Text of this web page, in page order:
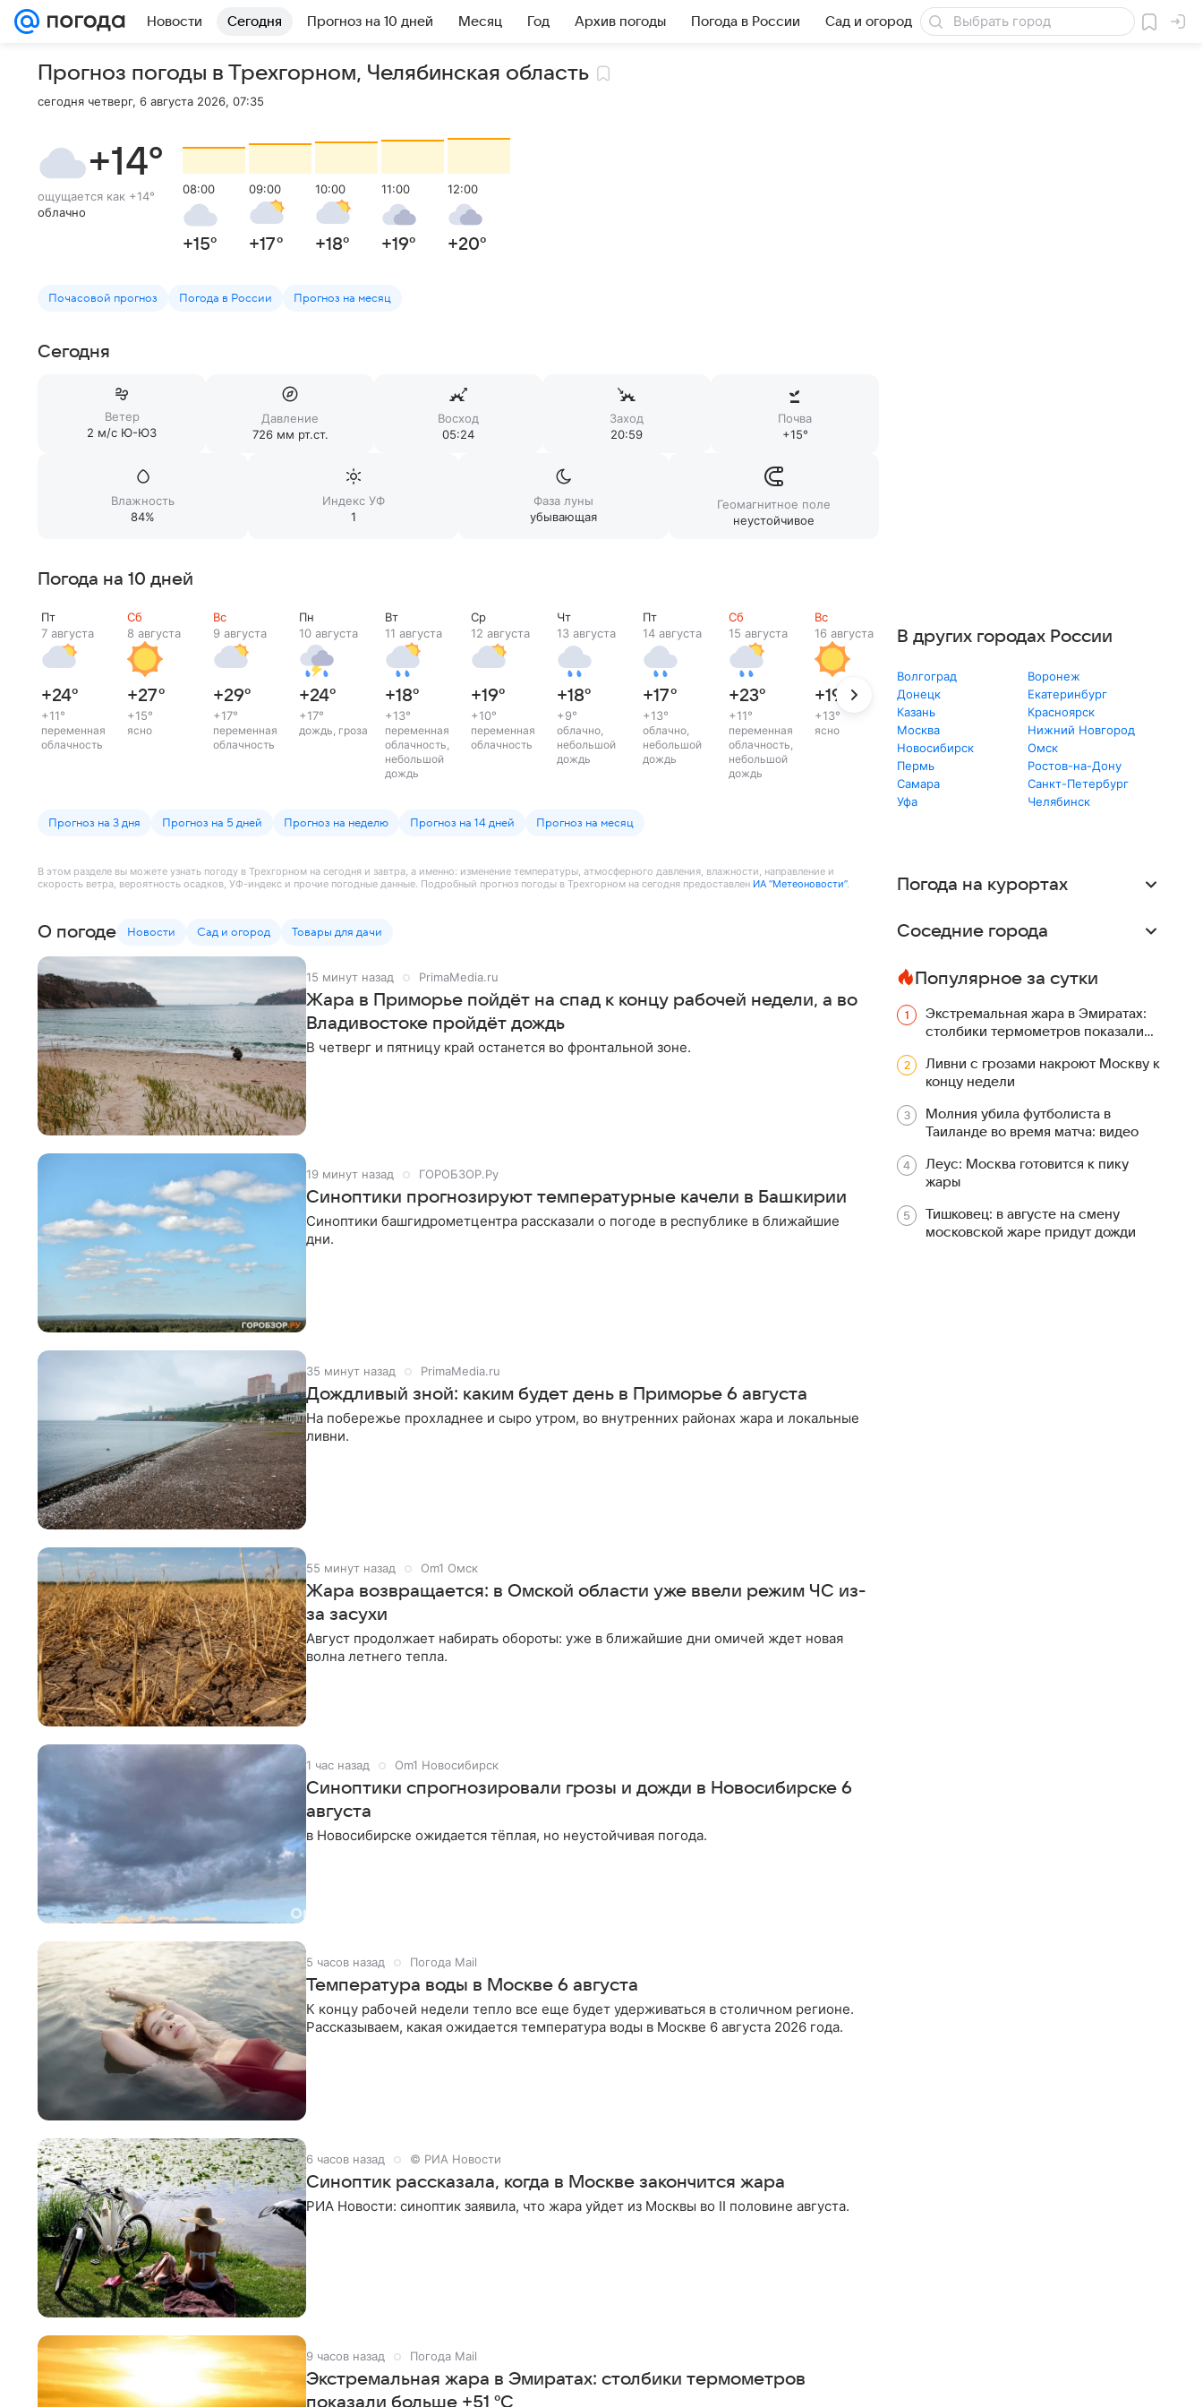
Новости Сегодня Прогноз на 10 дней Месяц Год Архив погоды Погода в России Сад и огород Товары для дачи
Прогноз погоды в Трехгорном, Челябинская область
сегодня четверг, 6 августа 2026, 07:35
+14°
ощущается как +14°
облачно
08:00
+15°
09:00
+17°
10:00
+18°
11:00
+19°
12:00
+20°
Почасовой прогноз Погода в России Прогноз на месяц
Сегодня
Ветер
2 м/c Ю-ЮЗ
Давление
726 мм рт.ст.
Восход
05:24
Заход
20:59
Почва
+15°
Влажность
84%
Индекс УФ
1
Фаза луны
убывающая
Геомагнитное поле
неустойчивое
Погода на 10 дней
Пт
7 августа
+24°
+11°
переменная
облачность
Сб
8 августа
+27°
+15°
ясно
Вс
9 августа
+29°
+17°
переменная
облачность
Пн
10 августа
+24°
+17°
дождь, гроза
Вт
11 августа
+18°
+13°
переменная
облачность,
небольшой
дождь
Ср
12 августа
+19°
+10°
переменная
облачность
Чт
13 августа
+18°
+9°
облачно,
небольшой
дождь
Пт
14 августа
+17°
+13°
облачно,
небольшой
дождь
Сб
15 августа
+23°
+11°
переменная
облачность,
небольшой
дождь
Вс
16 августа
+19
+13°
ясно
Прогноз на 3 дня Прогноз на 5 дней Прогноз на неделю Прогноз на 14 дней Прогноз на месяц
В этом разделе вы можете узнать погоду в Трехгорном на сегодня и завтра, а именно: изменение температуры, атмосферного давления, влажности, направление и
скорость ветра, вероятность осадков, УФ-индекс и прочие погодные данные. Подробный прогноз погоды в Трехгорном на сегодня предоставлен ИА “Метеоновости”.
О погоде Новости Сад и огород Товары для дачи
15 минут назад PrimaMedia.ru
Жара в Приморье пойдёт на спад к концу рабочей недели, а во
Владивостоке пройдёт дождь
В четверг и пятницу край останется во фронтальной зоне.
19 минут назад ГОРОБЗОР.Ру
Синоптики прогнозируют температурные качели в Башкирии
Синоптики башгидрометцентра рассказали о погоде в республике в ближайшие
дни.
35 минут назад PrimaMedia.ru
Дождливый зной: каким будет день в Приморье 6 августа
На побережье прохладнее и сыро утром, во внутренних районах жара и локальные
ливни.
55 минут назад Om1 Омск
Жара возвращается: в Омской области уже ввели режим ЧС из-
за засухи
Август продолжает набирать обороты: уже в ближайшие дни омичей ждет новая
волна летнего тепла.
1 час назад Om1 Новосибирск
Синоптики спрогнозировали грозы и дожди в Новосибирске 6
августа
в Новосибирске ожидается тёплая, но неустойчивая погода.
5 часов назад Погода Mail
Температура воды в Москве 6 августа
К концу рабочей недели тепло все еще будет удерживаться в столичном регионе.
Рассказываем, какая ожидается температура воды в Москве 6 августа 2026 года.
6 часов назад © РИА Новости
Синоптик рассказала, когда в Москве закончится жара
РИА Новости: синоптик заявила, что жара уйдет из Москвы во II половине августа.
9 часов назад Погода Mail
Экстремальная жара в Эмиратах: столбики термометров
показали больше +51 °C
В других городах России
Волгоград
Воронеж
Донецк
Екатеринбург
Казань
Красноярск
Москва
Нижний Новгород
Новосибирск
Омск
Пермь
Ростов-на-Дону
Самара
Санкт-Петербург
Уфа
Челябинск
Погода на курортах
Соседние города
Популярное за сутки
Экстремальная жара в Эмиратах:
столбики термометров показали
Ливни с грозами накроют Москву к
концу недели
Молния убила футболиста в
Таиланде во время матча: видео
Леус: Москва готовится к пику
жары
Тишковец: в августе на смену
московской жаре придут дожди